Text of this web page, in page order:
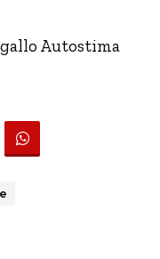
Autostima